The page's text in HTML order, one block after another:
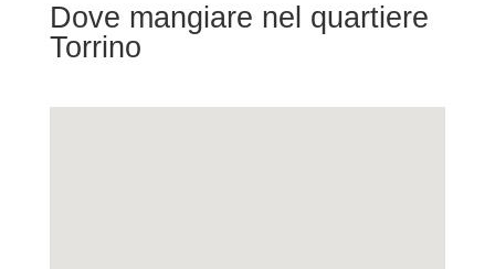
Dove mangiare nel quartiere
Torrino